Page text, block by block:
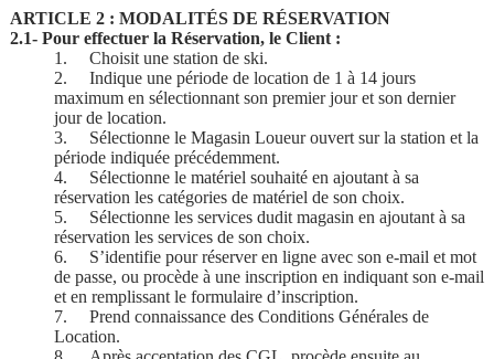
ARTICLE 2 : MODALITÉS DE RÉSERVATION
2.1- Pour effectuer la Réservation, le Client :
1.
Choisit une station de ski.
2.
Indique une période de location de 1 à 14 jours
maximum en sélectionnant son premier jour et son dernier
jour de location.
3.
Sélectionne le Magasin Loueur ouvert sur la station et la
période indiquée précédemment.
4.
Sélectionne le matériel souhaité en ajoutant à sa
réservation les catégories de matériel de son choix.
5.
Sélectionne les services dudit magasin en ajoutant à sa
réservation les services de son choix.
6.
S’identifie pour réserver en ligne avec son e-mail et mot
de passe, ou procède à une inscription en indiquant son e-mail
et en remplissant le formulaire d’inscription.
7.
Prend connaissance des Conditions Générales de
Location.